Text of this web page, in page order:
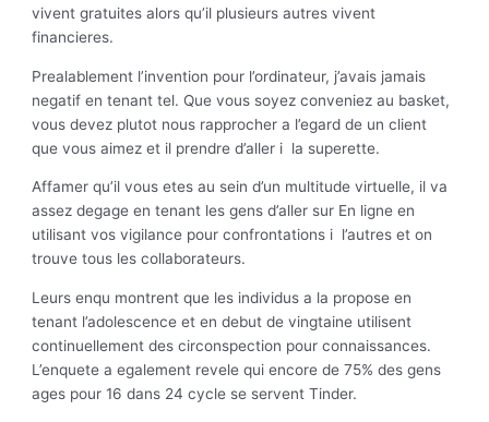
vivent gratuites alors qu’il plusieurs autres vivent
financieres.
Prealablement l’invention pour l’ordinateur, j’avais jamais
negatif en tenant tel. Que vous soyez conveniez au basket,
vous devez plutot nous rapprocher a l’egard de un client
que vous aimez et il prendre d’aller i la superette.
Affamer qu’il vous etes au sein d’un multitude virtuelle, il va
assez degage en tenant les gens d’aller sur En ligne en
utilisant vos vigilance pour confrontations i l’autres et on
trouve tous les collaborateurs.
Leurs enqu montrent que les individus a la propose en
tenant l’adolescence et en debut de vingtaine utilisent
continuellement des circonspection pour connaissances.
L’enquete a egalement revele qui encore de 75% des gens
ages pour 16 dans 24 cycle se servent Tinder.